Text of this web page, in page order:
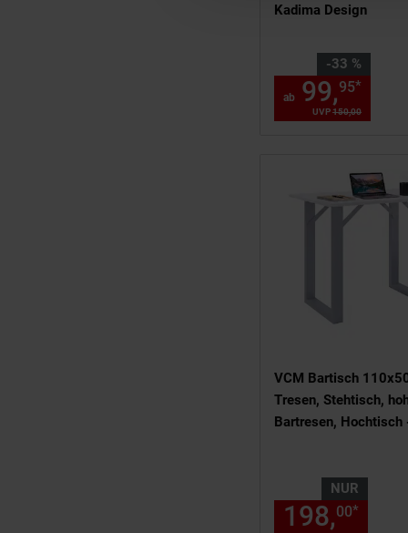
Kadima Design
-33 %
Sie Sparen 33 Prozent,
UVP150,00
ab 99,95*
VCM Bartisch
Tresen, Stehtisch,
Bartresen, Hochtisch
NUR
198,00*